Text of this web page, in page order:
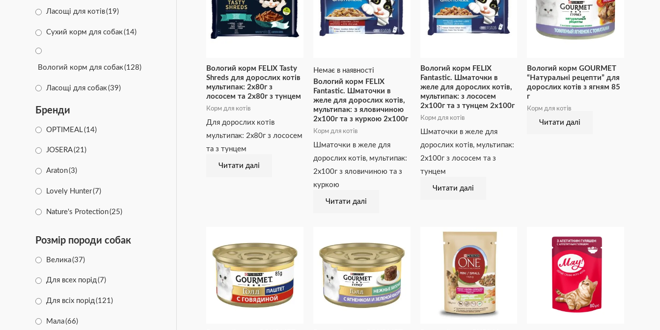
Ласощі для котів(19)
Сухий корм для собак(14)
Вологий корм для собак (128)
Ласощі для собак (39)
Бренди
OPTIMEAL(14)
JOSERA(21)
Araton(3)
Lovely Hunter(7)
Nature's Protection(25)
Розмір породи собак
Велика(37)
Для всех порід(7)
Для всіх порід(121)
Мала(66)
Вологий корм FELIX Tasty
Shreds для дорослих котів
мультипак: 2х80г з
лососем та 2х80г з тунцем
Корм для котів
Для дорослих котів
мультипак: 2х80г з лососем
та з тунцем
Читати далі
Немає в наявності
Вологий корм FELIX
Fantastic. Шматочки в
желе для дорослих котів,
мультипак: з яловичиною
2х100г та з куркою 2х100г
Корм для котів
Шматочки в желе для
дорослих котів, мультипак:
2х100г з яловичиною та з
куркою
Читати далі
Вологий корм FELIX
Fantastic. Шматочки в
желе для дорослих котів,
мультипак: з лососем
2х100г та з тунцем 2х100г
Корм для котів
Шматочки в желе для
дорослих котів, мультипак:
2х100г з лососем та з
тунцем
Читати далі
Вологий корм GOURMET
“Натуральні рецепти” для
дорослих котів з ягням 85
г
Корм для котів
Читати далі